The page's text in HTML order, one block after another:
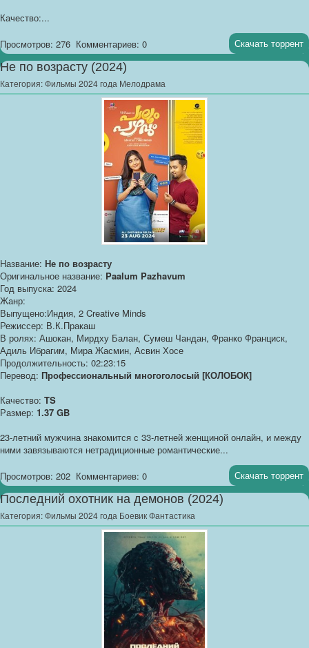
Качество:...
Просмотров: 276 Комментариев: 0 Скачать торрент
Не по возрасту (2024)
Категория:Фильмы 2024 года Мелодрама
Название: Не по возрасту
Оригинальное название: Paalum Pazhavum
Год выпуска: 2024
Жанр:
Выпущено:Индия, 2 Creative Minds
Режиссер: В.К.Пракаш
В ролях: Ашокан, Мирдху Балан, Сумеш Чандан, Франко Франциск,
Адиль Ибрагим, Мира Жасмин, Асвин Хосе
Продолжительность: 02:23:15
Перевод: Профессиональный многоголосый [КОЛОБОК]
Качество: TS
Размер: 1.37 GB
23-летний мужчина знакомится с 33-летней женщиной онлайн, и между
ними завязываются нетрадиционные романтические...
Просмотров: 202 Комментариев: 0 Скачать торрент
Последний охотник на демонов (2024)
Категория:Фильмы 2024 года Боевик Фантастика